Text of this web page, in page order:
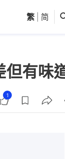
圳 觀點
繁 简
有味
1